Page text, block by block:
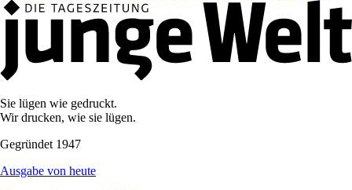
Sie lügen wie gedruckt.
Wir drucken, wie sie lügen.
Gegründet 1947
Ausgabe von heute